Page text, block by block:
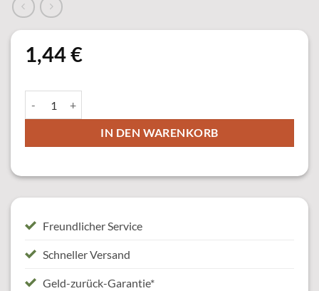
1,44€
IN DEN WARENKORB
Freundlicher Service
Schneller Versand
Geld-zurück-Garantie*